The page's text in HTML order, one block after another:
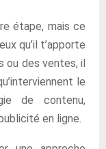
étape, mais ce
qu’il t’apporte
ou des ventes, il
le
de contenu,
en ligne.